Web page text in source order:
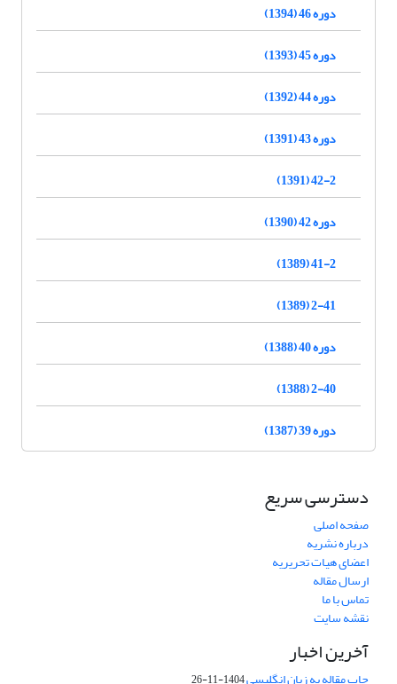
دوره 46 (1394)
دوره 45 (1393)
دوره 44 (1392)
دوره 43 (1391)
42-2 (1391)
دوره 42 (1390)
41-2 (1389)
2-41 (1389)
دوره 40 (1388)
2-40 (1388)
دوره 39 (1387)
دسترسی سریع
صفحه اصلی
درباره نشریه
اعضای هیات تحریریه
ارسال مقاله
تماس با ما
نقشه سایت
آخرین اخبار
چاپ مقاله به زبان انگلیسی1404-11-26